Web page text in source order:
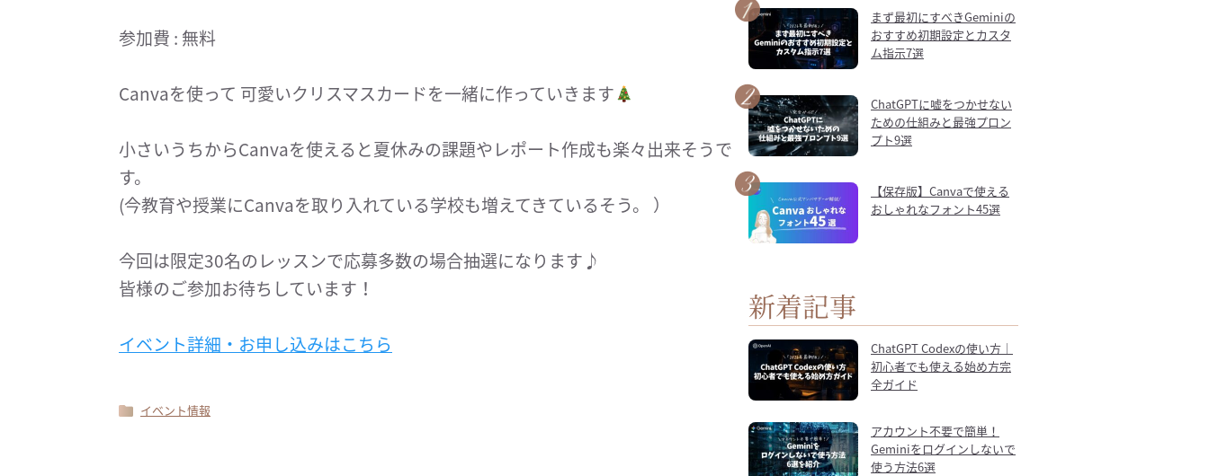
参加費 : 無料
Canvaを使って 可愛いクリスマスカードを一緒に作っていきます
小さいうちからCanvaを使えると夏休みの課題やレポート作成も楽々出来そうで
す。
(今教育や授業にCanvaを取り入れている学校も増えてきているそう。 ）
今回は限定30名のレッスンで応募多数の場合抽選になります♪
皆様のご参加お待ちしています！
イベント詳細・お申し込みはこちら
イベント情報
まず最初にすべきGeminiの
おすすめ初期設定とカスタ
ム指示7選
ChatGPTに嘘をつかせない
ための仕組みと最強プロン
プト9選
【保存版】Canvaで使える
おしゃれなフォント45選
新着記事
ChatGPT Codexの使い方｜
初心者でも使える始め方完
全ガイド
アカウント不要で簡単！
Geminiをログインしないで
使う方法6選